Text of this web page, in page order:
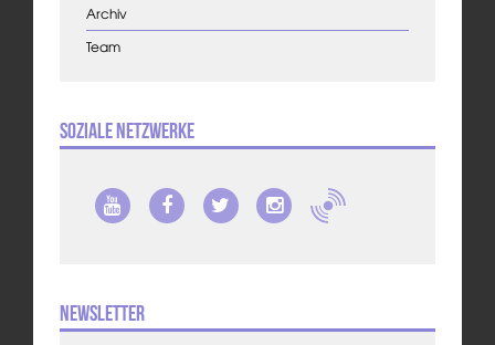
Archiv
Team
Soziale Netzwerke
Newsletter